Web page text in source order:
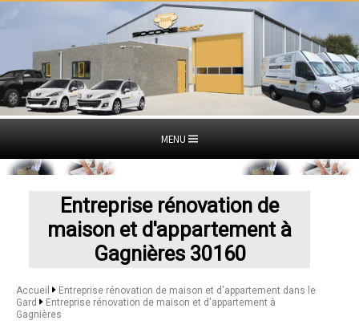
MENU
Entreprise rénovation de
maison et d'appartement à
Gagnières 30160
Accueil
Entreprise rénovation de maison et d'appartement dans le
Gard
Entreprise rénovation de maison et d'appartement à
Gagnières